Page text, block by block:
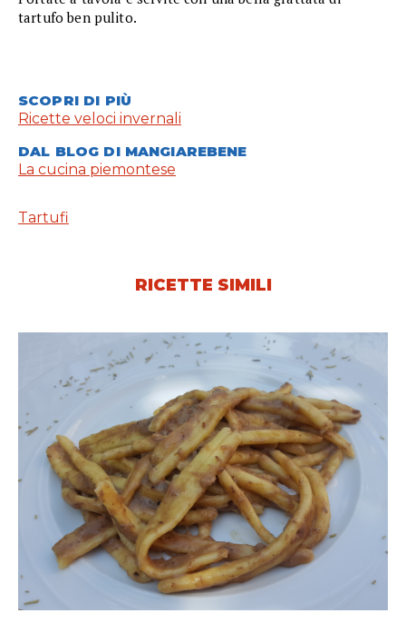
tartufo ben pulito.
SCOPRI DI PIÙ
Ricette veloci invernali
DAL BLOG DI MANGIAREBENE
La cucina piemontese
Tartufi
RICETTE SIMILI